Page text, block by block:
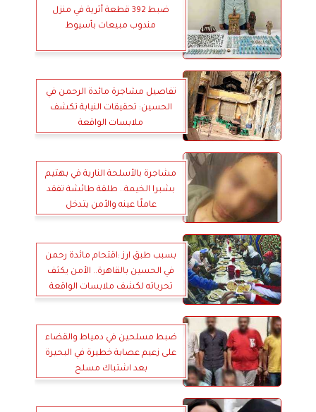
ضبط 392 قطعة أثرية في منزل
مندوب مبيعات بأسيوط
تفاصيل مشاجرة مائدة الرحمن في
الحسين: تحقيقات النيابة تكشف
ملابسات الواقعة
مشاجرة بالأسلحة النارية في بهتيم
بشبرا الخيمة.. طلقة طائشة تفقد
عاملًا عينه والأمن يتدخل
بسبب طبق ارز :اقتحام مائدة رحمن
في الحسين بالقاهرة.. الأمن يكثف
تحرياته لكشف ملابسات الواقعة
ضبط مسلحين في دمياط والقضاء
على زعيم عصابة خطيرة في البحيرة
بعد اشتباك مسلح